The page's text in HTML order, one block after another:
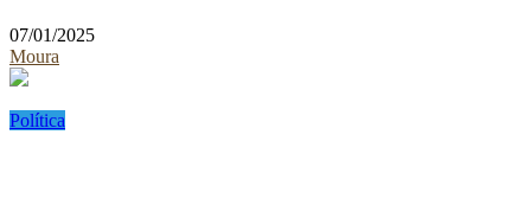
07/01/2025
Moura
Política